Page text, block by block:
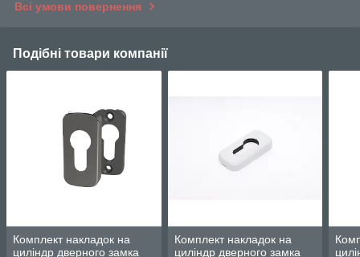
Всі умови повернення
Подібні товари компанії
Комплект накладок на
циліндр дверного замка
Комплект накладок на
циліндр дверного замка